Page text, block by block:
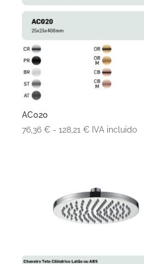
AC020
76,36€ - 128,21€Rango
hasta
128,21 €
IVA incluido